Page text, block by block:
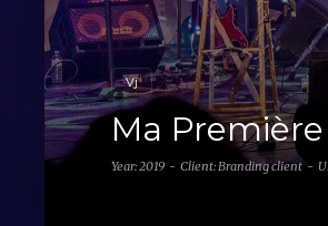
Vj
Ma
Year: 2019 Client: Branding client